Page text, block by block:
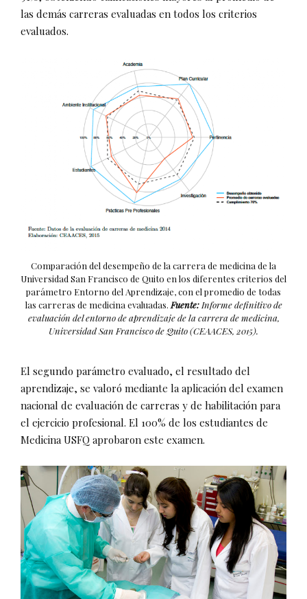
las demás carreras evaluadas en todos los criterios
evaluados.
Comparación del desempeño de la carrera de medicina de la
Universidad San Francisco de Quito en los diferentes criterios del
parámetro Entorno del Aprendizaje, con el promedio de todas
las carreras de medicina evaluadas. Fuente:Informe definitivo de
evaluación del entorno de aprendizaje de la carrera de medicina,
Universidad San Francisco de Quito (CEAACES, 2015).
El segundo parámetro evaluado, el resultado del
aprendizaje, se valoró mediante la aplicación del examen
nacional de evaluación de carreras y de habilitación para
el ejercicio profesional. El 100% de los estudiantes de
Medicina USFQ aprobaron este examen.